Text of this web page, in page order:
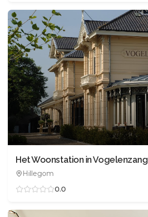
Het Woonstation in Vogelenzang
Hillegom
0.0